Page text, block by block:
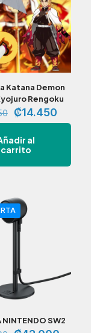
Katana Demon
Rengoku
El
precio
original
era:
₡14.450El
precio
al
carrito
NINTENDO SW2